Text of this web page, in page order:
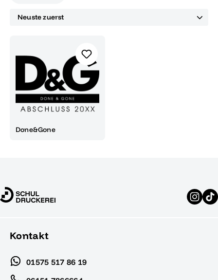
Done&Gone
Kontakt
01575 517 86 19